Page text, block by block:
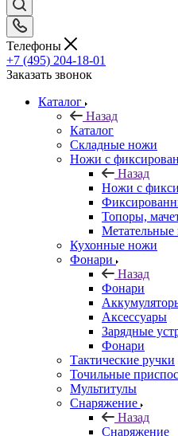
Телефоны
+7 (495) 204-18-01
Заказать звонок
Каталог
Назад
Каталог
Складные ножи
Ножи с
Назад
Ножи с
Топоры,
Кухонные ножи
Фонари
Назад
Фонари
Аксессуары
Зарядные
Фонари
Тактические ручки
Точильные
Мультитулы
Снаряжение
Назад
Снаряжение